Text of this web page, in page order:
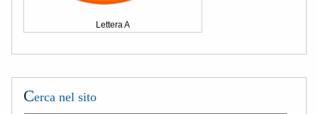
Lettera A
Cerca nel sito